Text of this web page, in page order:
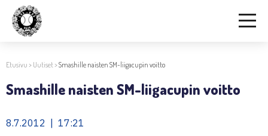
Etusivu > Uutiset>Smashille naisten SM-liigacupin voitto
Smashille naisten SM-liigacupin voitto
8.7.2012 | 17:21